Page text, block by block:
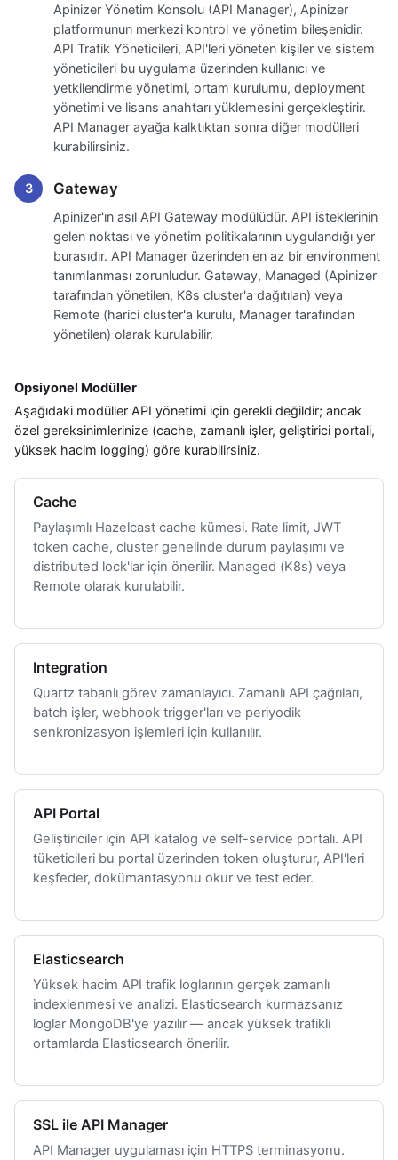
Apinizer Yönetim Konsolu (API Manager), Apinizer
platformunun merkezi kontrol ve yönetim bileşenidir.
API Trafik Yöneticileri, API'leri yöneten kişiler ve sistem
yöneticileri bu uygulama üzerinden kullanıcı ve
yetkilendirme yönetimi, ortam kurulumu, deployment
yönetimi ve lisans anahtarı yüklemesini gerçekleştirir.
API Manager ayağa kalktıktan sonra diğer modülleri
kurabilirsiniz.
Gateway
Apinizer'ın asıl API Gateway modülüdür. API isteklerinin
gelen noktası ve yönetim politikalarının uygulandığı yer
burasıdır. API Manager üzerinden en az bir environment
tanımlanması zorunludur. Gateway, Managed (Apinizer
tarafından yönetilen, K8s cluster'a dağıtılan) veya
Remote (harici cluster'a kurulu, Manager tarafından
yönetilen) olarak kurulabilir.
Opsiyonel Modüller
Aşağıdaki modüller API yönetimi için gerekli değildir; ancak
özel gereksinimlerinize (cache, zamanlı işler, geliştirici portali,
yüksek hacim logging) göre kurabilirsiniz.
Cache
Paylaşımlı Hazelcast cache kümesi. Rate limit, JWT
token cache, cluster genelinde durum paylaşımı ve
distributed lock'lar için önerilir. Managed (K8s) veya
Remote olarak kurulabilir.
Integration
Quartz tabanlı görev zamanlayıcı. Zamanlı API çağrıları,
batch işler, webhook trigger'ları ve periyodik
senkronizasyon işlemleri için kullanılır.
API Portal
Geliştiriciler için API katalog ve self-service portalı. API
tüketicileri bu portal üzerinden token oluşturur, API'leri
keşfeder, dokümantasyonu okur ve test eder.
Elasticsearch
Yüksek hacim API trafik loglarının gerçek zamanlı
indexlenmesi ve analizi. Elasticsearch kurmazsanız
loglar MongoDB'ye yazılır — ancak yüksek trafikli
ortamlarda Elasticsearch önerilir.
SSL ile API Manager
API Manager uygulaması için HTTPS terminasyonu.